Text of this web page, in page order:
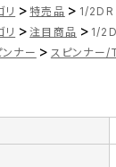
リ > 特売品 > 1/2DR
リ > 注目商品 > 1/
ンナー > スピンナー/